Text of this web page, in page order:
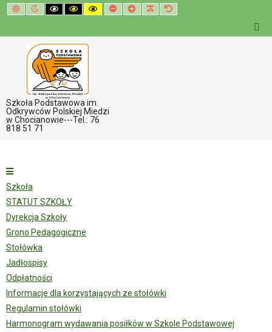
Default
mode
Night
mode
High
contrast
mode
High
contrast
mode
High
contrast
mode
smallerlarger
Make
font
Set
default
Szkoła Podstawowa im.
Odkrywców Polskiej Miedzi
w Chocianowie---Tel.: 76
818 51 71
Szkoła
STATUT SZKOŁY
Dyrekcja Szkoły
Grono Pedagogiczne
Stołówka
Jadłospisy
Odpłatności
Informacje dla korzystających ze stołówki
Regulamin stołówki
Harmonogram wydawania posiłków w Szkole Podstawowej